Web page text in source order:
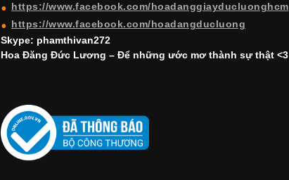
https://www.facebook.com/hoadanggiayducluonghcm
https://www.facebook.com/hoadangducluong
Skype: phamthivan272
Hoa Đăng Đức Lương – Để những ước mơ thành sự thật <3